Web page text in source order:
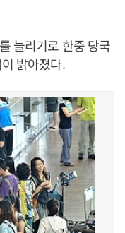
늘리기로 한중 당국
밝아졌다.